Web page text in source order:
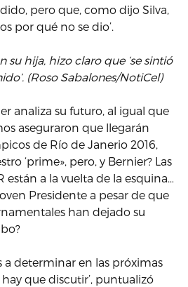
pero que, como dijo Silva,
por qué no se dio’.
su hija, hizo claro que ‘se sintió
(Roso Sabalones/NotiCel)
analiza su futuro, al igual que
aseguraron que llegarán
de Río de Janerio 2016,
‘prime», pero, y Bernier? Las
están a la vuelta de la esquina…
Presidente a pesar de que
han dejado su
a determinar en las próximas
que discutir’, puntualizó